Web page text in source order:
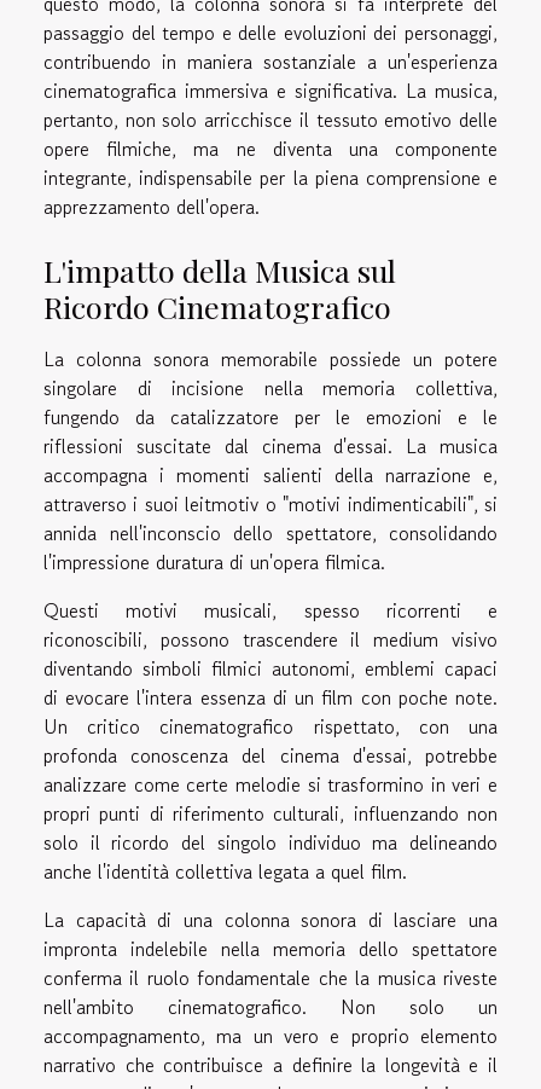
passaggio del tempo e delle evoluzioni dei personaggi,
contribuendo in maniera sostanziale a un'esperienza
cinematografica immersiva e significativa. La musica,
pertanto, non solo arricchisce il tessuto emotivo delle
opere filmiche, ma ne diventa una componente
integrante, indispensabile per la piena comprensione e
apprezzamento dell'opera.
L'impatto della Musica sul
Ricordo Cinematografico
La colonna sonora memorabile possiede un potere
singolare di incisione nella memoria collettiva,
fungendo da catalizzatore per le emozioni e le
riflessioni suscitate dal cinema d'essai. La musica
accompagna i momenti salienti della narrazione e,
attraverso i suoi leitmotiv o "motivi indimenticabili", si
annida nell'inconscio dello spettatore, consolidando
l'impressione duratura di un'opera filmica.
Questi motivi musicali, spesso ricorrenti e
riconoscibili, possono trascendere il medium visivo
diventando simboli filmici autonomi, emblemi capaci
di evocare l'intera essenza di un film con poche note.
Un critico cinematografico rispettato, con una
profonda conoscenza del cinema d'essai, potrebbe
analizzare come certe melodie si trasformino in veri e
propri punti di riferimento culturali, influenzando non
solo il ricordo del singolo individuo ma delineando
anche l'identità collettiva legata a quel film.
La capacità di una colonna sonora di lasciare una
impronta indelebile nella memoria dello spettatore
conferma il ruolo fondamentale che la musica riveste
nell'ambito cinematografico. Non solo un
accompagnamento, ma un vero e proprio elemento
narrativo che contribuisce a definire la longevità e il